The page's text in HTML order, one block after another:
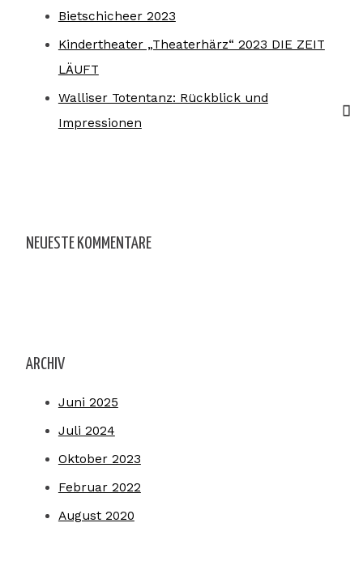
Bietschicheer 2023
Kindertheater „Theaterhärz“ 2023 DIE ZEIT
LÄUFT
Walliser Totentanz: Rückblick und
Impressionen
NEUESTE KOMMENTARE
ARCHIV
Juni 2025
Juli 2024
Oktober 2023
Februar 2022
August 2020